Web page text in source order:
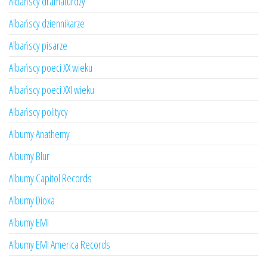
Albańscy dziennikarze
Albańscy pisarze
Albańscy poeci XX wieku
Albańscy poeci XXI wieku
Albańscy politycy
Albumy Anathemy
Albumy Blur
Albumy Capitol Records
Albumy Dioxa
Albumy EMI
Albumy EMI America Records